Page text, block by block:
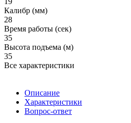
Калибр (мм)
28
Время работы (сек)
35
Высота подъема (м)
35
Все характеристики
Описание
Характеристики
Вопрос-ответ